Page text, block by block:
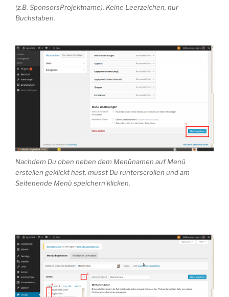
(z.B. SponsorsProjektname). Keine Leerzeichen, nur
Buchstaben.
Nachdem Du oben neben dem Menünamen auf Menü
erstellen geklickt hast, musst Du runterscrollen und am
Seitenende Menü speichern klicken.